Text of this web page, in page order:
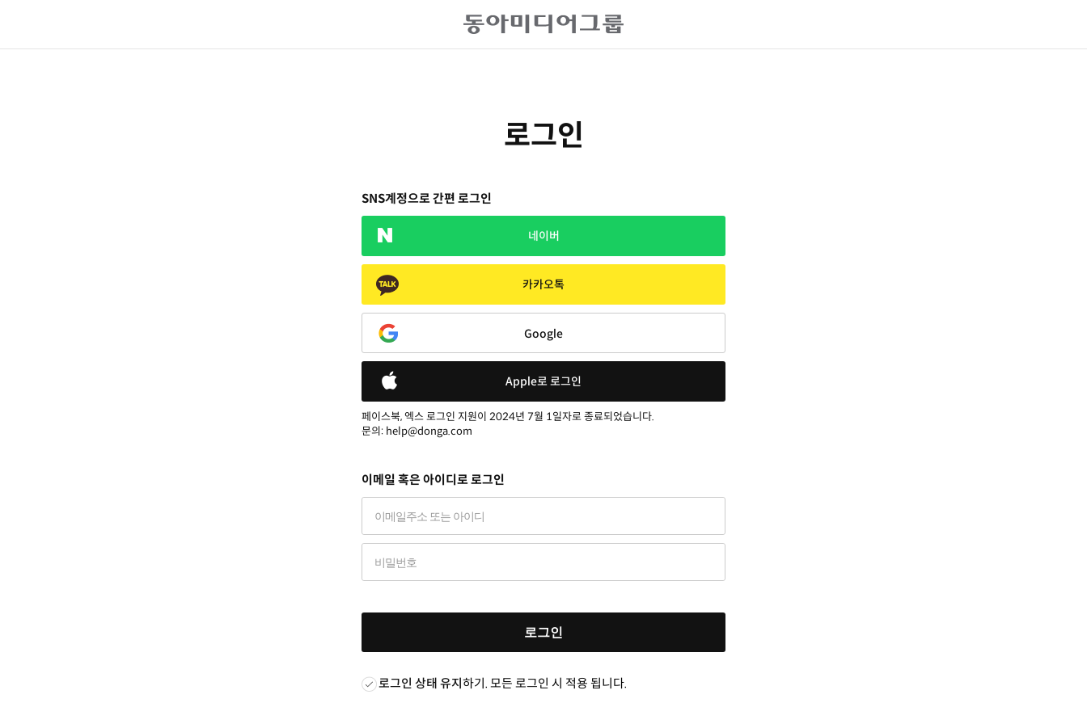
로그인
SNS계정으로 간편 로그인
네이버
카카오톡
Google
Apple로 로그인
페이스북, 엑스 로그인 지원이 2024년 7월 1일자로 종료되었습니다.
문의: help@donga.com
이메일 혹은 아이디로 로그인
로그인
로그인 상태 유지하기. 모든 로그인 시 적용 됩니다.